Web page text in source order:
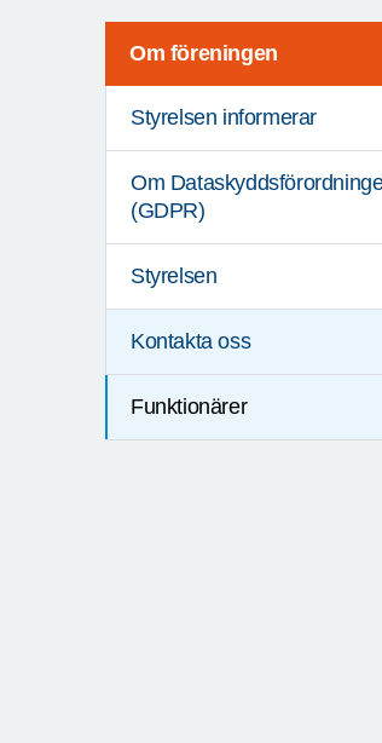
Om föreningen
Styrelsen informerar
Om
(GDPR)
Styrelsen
Kontakta oss
Funktionärer